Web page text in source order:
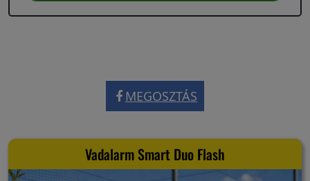
MEGOSZTÁS
Vadalarm Smart Duo Flash